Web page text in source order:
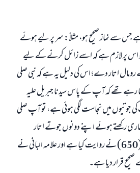
سے نماز صحیح ہو، مثلاً: سر پر لیے ہوئے
اس پر لازم ہے کہ اسے زائل کرنے کے لیے
اتار دے؛ اس کی دلیل یہ ہے کہ نبی صلی
رہے تھے کہ آپ کے پاس سیدنا جبریل علیہ
جوتیوں میں نجاست لگی ہوئی ہے، تو آپ صلی
جاری رکھتے ہوئے اپنے دونوں جوتے اتار
دئیے۔ اس واقعہ کو ابو داود: (650) نے روایت کیا ہے اور علامہ البانی نے